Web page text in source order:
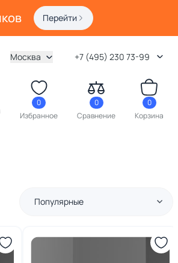
Перейти
Москва +7 (495) 230 73-99
0
Избранное
0
Сравнение
0
Корзина
Популярные